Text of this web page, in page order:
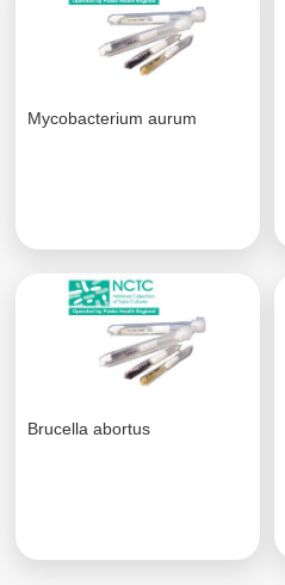
Mycobacterium aurum
Brucella abortus